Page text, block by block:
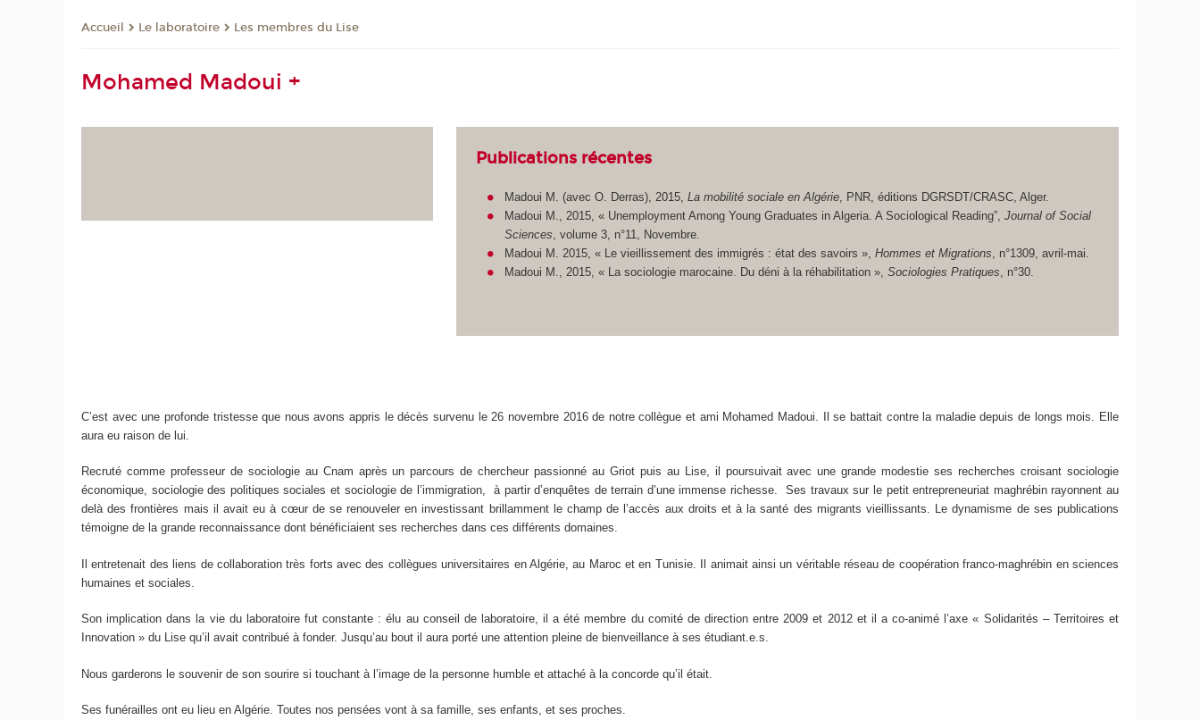
Accueil Le laboratoire Les membres du Lise
Mohamed Madoui +
Publications récentes
Madoui M. (avec O. Derras), 2015,La mobilité sociale en Algérie, PNR, éditions DGRSDT/CRASC, Alger.
Madoui M., 2015, « Unemployment Among Young Graduates in Algeria. A Sociological Reading”, Journal of Social
Sciences, volume 3, n°11, Novembre.
Madoui M. 2015, « Le vieillissement des immigrés : état des savoirs »,Hommes et Migrations, n°1309, avril-mai.
Madoui M., 2015, « La sociologie marocaine. Du déni à la réhabilitation »,Sociologies Pratiques, n°30.
C’est avec une profonde tristesse que nous avons appris le décès survenu le 26 novembre 2016 de notre collègue et ami Mohamed Madoui. Il se battait contre la maladie depuis de longs mois. Elle
aura eu raison de lui.
Recruté comme professeur de sociologie au Cnam après un parcours de chercheur passionné au Griot puis au Lise, il poursuivait avec une grande modestie ses recherches croisant sociologie
économique, sociologie des politiques sociales et sociologie de l’immigration, à partir d’enquêtes de terrain d’une immense richesse. Ses travaux sur le petit entrepreneuriat maghrébin rayonnent au
delà des frontières mais il avait eu à cœur de se renouveler en investissant brillamment le champ de l’accès aux droits et à la santé des migrants vieillissants. Le dynamisme de ses publications
témoigne de la grande reconnaissance dont bénéficiaient ses recherches dans ces différents domaines.
Il entretenait des liens de collaboration très forts avec des collègues universitaires en Algérie, au Maroc et en Tunisie. Il animait ainsi un véritable réseau de coopération franco-maghrébin en sciences
humaines et sociales.
Son implication dans la vie du laboratoire fut constante : élu au conseil de laboratoire, il a été membre du comité de direction entre 2009 et 2012 et il a co-animé l’axe « Solidarités – Territoires et
Innovation » du Lise qu’il avait contribué à fonder. Jusqu’au bout il aura porté une attention pleine de bienveillance à ses étudiant.e.s.
Nous garderons le souvenir de son sourire si touchant à l’image de la personne humble et attaché à la concorde qu’il était.
Ses funérailles ont eu lieu en Algérie. Toutes nos pensées vont à sa famille, ses enfants, et ses proches.